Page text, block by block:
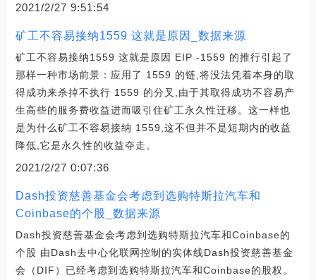
2021/2/27 9:51:54
矿工不容易接纳1559 这就是原因_数据来源
矿工不容易接纳1559 这就是原因 EIP -1559 的推行引起了
那样一种市场前景：应用了 1559 的链,将没法凭着本身的取
得成功来杀掉不执行 1559 的分叉,由于其取得成功不容易产
生高些的服务费收益进而吸引住矿工永久性迁移。这一样也
是为什么矿工不容易接纳 1559,这不但并不是短期内的收益
降低,它是永久性的收益夺走。
2021/2/27 0:07:36
Dash投资慈善基金会考虑到选购特斯拉汽车和
Coinbase的个股_数据来源
Dash投资慈善基金会考虑到选购特斯拉汽车和Coinbase的
个股 由Dash去中心化联网控制的实体线Dash投资慈善基金
会（DIF）已经考虑到选购特斯拉汽车和Coinbase的股权。